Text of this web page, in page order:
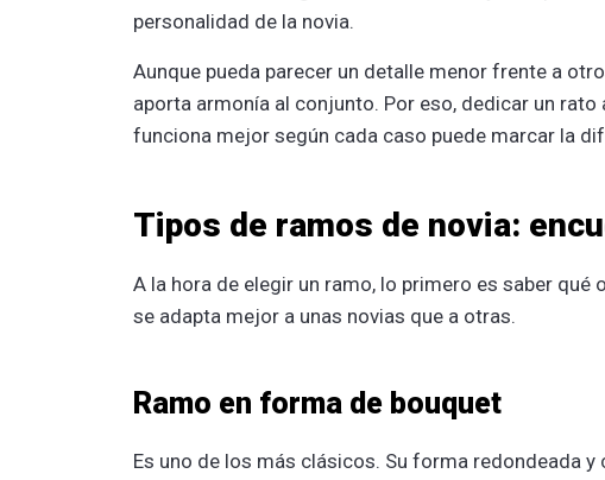
personalidad de la novia.
Aunque pueda parecer un detalle menor frente a
aporta armonía al conjunto. Por eso, dedicar un
funciona mejor según cada caso puede marcar la
Tipos de ramos de novia:
A la hora de elegir un ramo, lo primero es saber
se adapta mejor a unas novias que a otras.
Ramo en forma de bouquet
Es uno de los más clásicos. Su forma redondeada